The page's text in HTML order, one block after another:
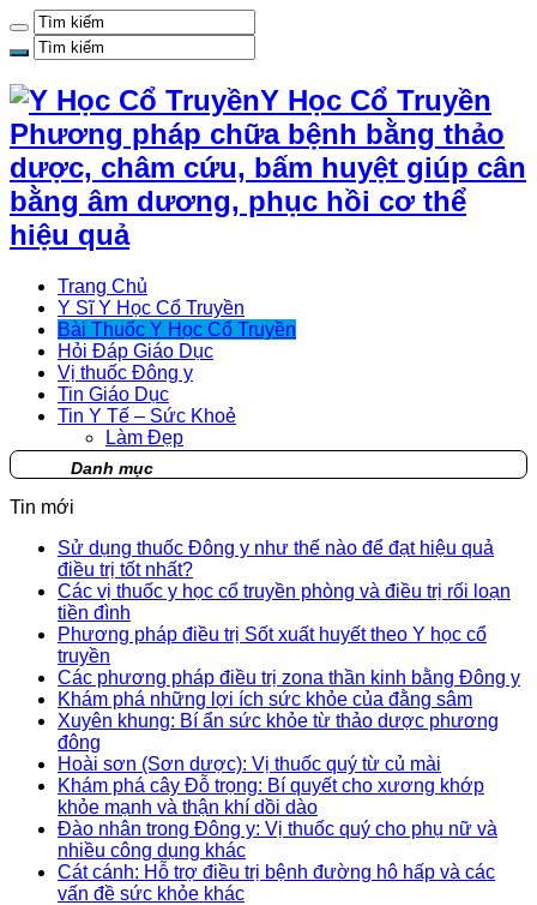
Y Học Cổ Truyền
Phương pháp chữa bệnh bằng thảo
dược, châm cứu, bấm huyệt giúp cân
bằng âm dương, phục hồi cơ thể
hiệu quả
Trang Chủ
Y Sĩ Y Học Cổ Truyền
Bài Thuốc Y Học Cổ Truyền
Hỏi Đáp Giáo Dục
Vị thuốc Đông y
Tin Giáo Dục
Tin Y Tế – Sức Khoẻ
Làm Đẹp
Danh mục
Tin mới
Sử dụng thuốc Đông y như thế nào để đạt hiệu quả
điều trị tốt nhất?
Các vị thuốc y học cổ truyền phòng và điều trị rối loạn
tiền đình
Phương pháp điều trị Sốt xuất huyết theo Y học cổ
truyền
Các phương pháp điều trị zona thần kinh bằng Đông y
Khám phá những lợi ích sức khỏe của đằng sâm
Xuyên khung: Bí ẩn sức khỏe từ thảo dược phương
đông
Hoài sơn (Sơn dược): Vị thuốc quý từ củ mài
Khám phá cây Đỗ trọng: Bí quyết cho xương khớp
khỏe mạnh và thận khí dồi dào
Đào nhân trong Đông y: Vị thuốc quý cho phụ nữ và
nhiều công dụng khác
Cát cánh: Hỗ trợ điều trị bệnh đường hô hấp và các
vấn đề sức khỏe khác